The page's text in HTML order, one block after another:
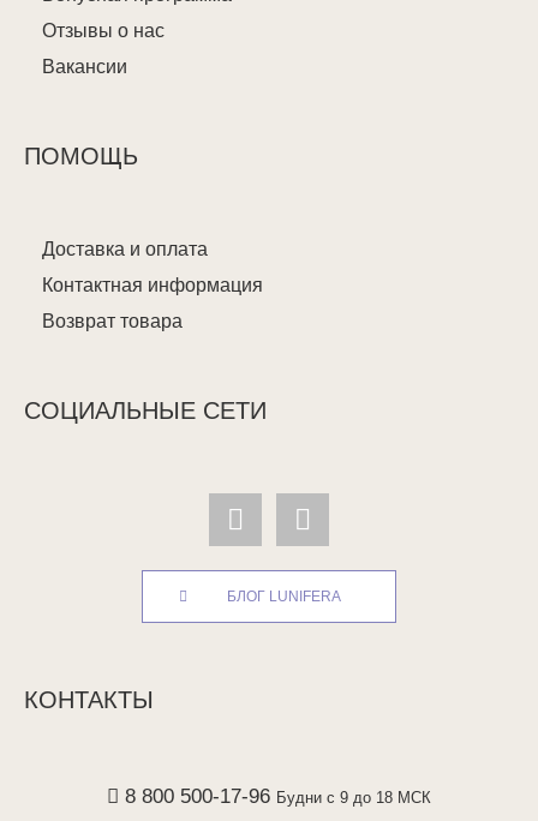
Отзывы о нас
Вакансии
ПОМОЩЬ
Доставка и оплата
Контактная информация
Возврат товара
СОЦИАЛЬНЫЕ СЕТИ
БЛОГ LUNIFERA
КОНТАКТЫ
8 800 500-17-96 Будни с 9 до 18 МСК